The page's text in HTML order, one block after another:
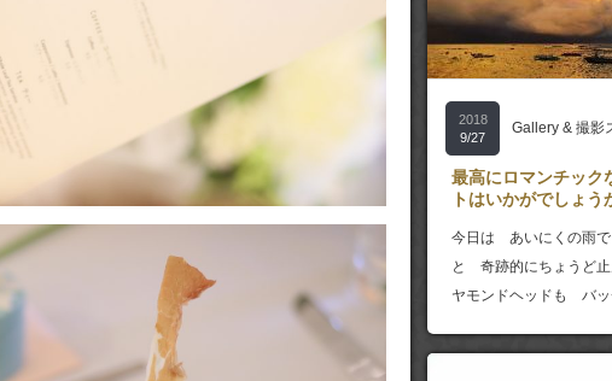
2018
9/27
Gallery & 撮影
最高にロマンチック
トはいかがでしょう
今日は あいにくの雨で
と 奇跡的にちょうど止
ヤモンドヘッドも バ